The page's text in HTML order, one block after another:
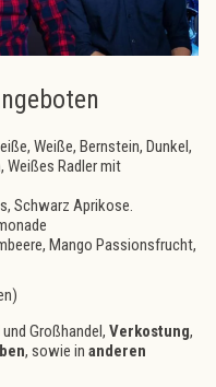
Weiße, Bernstein, Dunkel,
Weißes Radler mit
Schwarz Aprikose.
Mango Passionsfrucht,
Großhandel, Verkostung,
, sowie in anderen